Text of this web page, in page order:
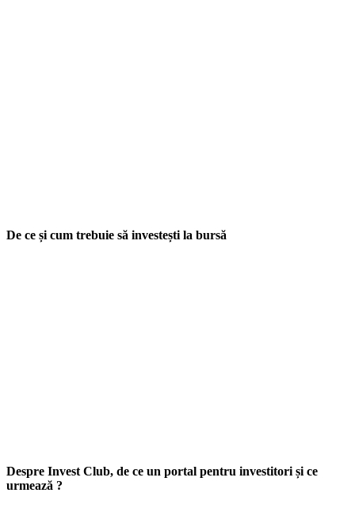
De ce și cum trebuie să investești la bursă
Despre Invest Club, de ce un portal pentru investitori și ce
urmează ?